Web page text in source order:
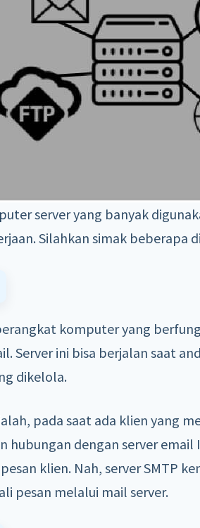
server yang banyak
Silahkan simak beberapa
komputer yang
Server ini bisa berjalan saat
dikelola.
pada saat ada klien yang
hubungan dengan server email
klien. Nah, server SMTP
pesan melalui mail server.